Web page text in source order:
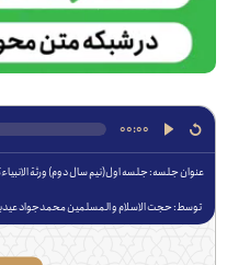
00:00
جلسه: ‌جلسه اول(نیم سال دوم) ورثة الانبیاءکتاب روایت
حجت الاسلام و المسلمین محمدجواد عیدیان